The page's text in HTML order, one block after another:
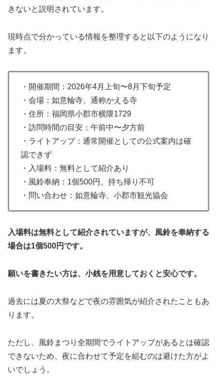
きないと説明されています。
現時点で分かっている情報を整理すると以下のようになり
ます。
・開催期間：2026年4月上旬〜8月下旬予定
・会場：如意輪寺、通称かえる寺
・住所：福岡県小郡市横隈1729
・訪問時間の目安：午前中〜夕方前
・ライトアップ：通常開催としての公式案内は確
認できず
・入場料：無料として紹介あり
・風鈴奉納：1個500円、持ち帰り不可
・問い合わせ：如意輪寺、小郡市観光協会
入場料は無料として紹介されていますが、風鈴を奉納する
場合は1個500円です。
願いを書きたい方は、小銭を用意しておくと安心です。
過去には夏の大祭などで夜の雰囲気が紹介されたこともあ
ります。
ただし、風鈴まつり全期間でライトアップがあるとは確認
できないため、夜に合わせて予定を組むのは避けた方がよ
いでしょう。